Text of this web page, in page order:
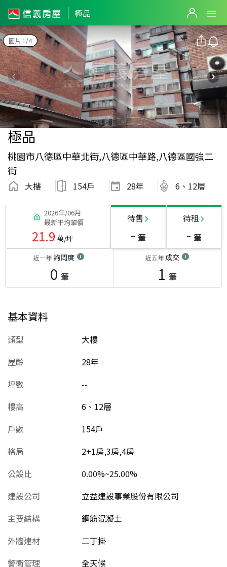
極品
圖片 1/4
極品
桃園市八德區中華北街,八德區中華路,八德區國強二
街
大樓 154戶 28年 6、12層
2026年/06月
最新平均單價
21.9 萬/坪
待售
- 筆
待租
- 筆
近一年詢問度
0 筆
近五年成交
1 筆
基本資料
類型
大樓
屋齡
28年
坪數
--
樓高
6、12層
戶數
154戶
格局
2+1房,3房,4房
公設比
0.00%~25.00%
建設公司
立益建設事業股份有限公司
主要結構
鋼筋混凝土
外牆建材
二丁掛
警衛管理
全天候